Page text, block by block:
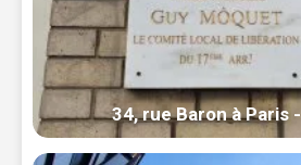
34, rue Baron à Paris